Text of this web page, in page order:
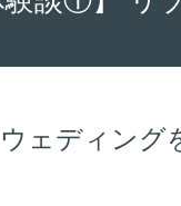
ェディング